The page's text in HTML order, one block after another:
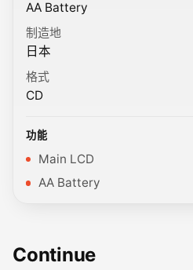
AA Battery
制造地
日本
格式
CD
功能
Main LCD
AA Battery
Continue